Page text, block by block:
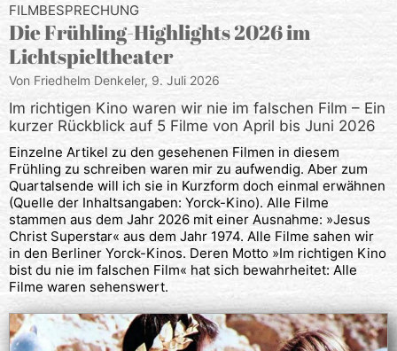
FILMBESPRECHUNG
Die Frühling-Highlights 2026 im
Lichtspieltheater
Von Friedhelm Denkeler, 9. Juli 2026
Im richtigen Kino waren wir nie im falschen Film – Ein
kurzer Rückblick auf 5 Filme von April bis Juni 2026
Einzelne Artikel zu den gesehenen Filmen in diesem
Frühling zu schreiben waren mir zu aufwendig. Aber zum
Quartalsende will ich sie in Kurzform doch einmal erwähnen
(Quelle der Inhaltsangaben: Yorck-Kino). Alle Filme
stammen aus dem Jahr 2026 mit einer Ausnahme: »Jesus
Christ Superstar« aus dem Jahr 1974. Alle Filme sahen wir
in den Berliner Yorck-Kinos. Deren Motto »Im richtigen Kino
bist du nie im falschen Film« hat sich bewahrheitet: Alle
Filme waren sehenswert.